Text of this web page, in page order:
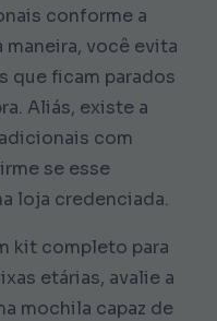
conforme a
você evita
que ficam parados
Aliás, existe a
com
se esse
loja credenciada.
kit completo para
etárias, avalie a
mochila capaz de